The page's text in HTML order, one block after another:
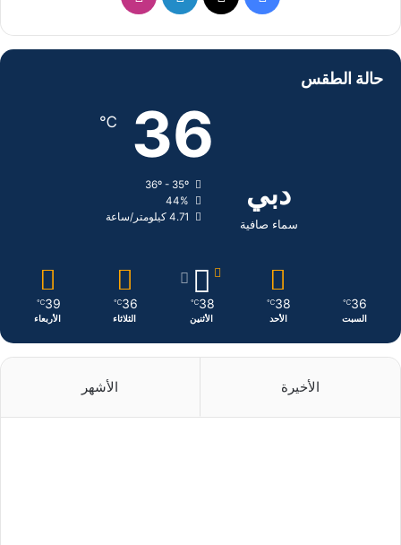
ي
X
ي
د
ن
ن
ا
حالة الطقس
دبي
سماء صافية
36
℃
36º - 35º
44%
4.71 كيلومتر/ساعة
36
℃
السبت
38
℃
الأحد
38
℃
الأثنين
36
℃
الثلاثاء
39
℃
الأربعاء
الأخيرة الأشهر